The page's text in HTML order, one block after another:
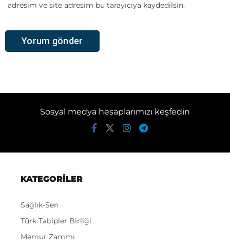
adresim ve site adresim bu tarayıcıya kaydedilsin.
Sosyal medya hesaplarımızı keşfedin
KATEGORİLER
Sağlık-Sen
Türk Tabipler Birliği
Memur Zammı